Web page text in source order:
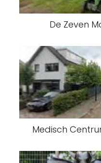
De Zeven
Medisch